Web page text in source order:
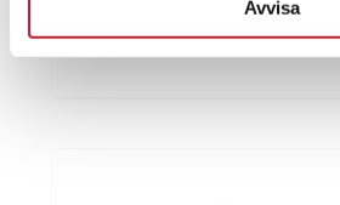
Avvisa
11.50kr
ArtikelNr:9563-G